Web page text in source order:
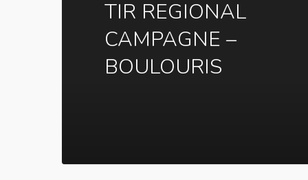
TIR REGIONAL
CAMPAGNE –
BOULOURIS